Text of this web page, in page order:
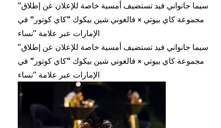
"سيما جانواني فيد تستضيف أمسية خاصة للإعلان عن إطلاق
مجموعة كاي بيوتي × فالغوني شين بيكوك “كاي كوتور” في
الإمارات عبر علامة "نساء
"سيما جانواني فيد تستضيف أمسية خاصة للإعلان عن إطلاق
مجموعة كاي بيوتي × فالغوني شين بيكوك “كاي كوتور” في
الإمارات عبر علامة "نساء